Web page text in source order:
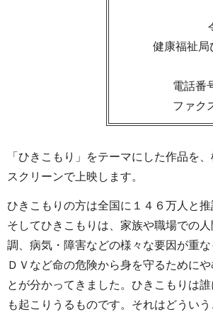
健康福祉局
電話番
ファク
「ひきこもり」をテーマにした作品を
スクリーンで上映します。
ひきこもりの方は全国に１４６万人と推
そしてひきこもりは、家族や職場での
調、病気・障害などの様々な要因が重
ＤＶなど命の危険から身を守るために
とが分かってきました。ひきこもりは
も起こりうるものです。それはどうい